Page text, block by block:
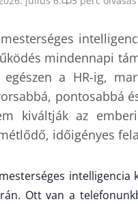
mindennapi
egészen a HR-ig,
pontosabbá
kiváltják az
időigényes
intelligencia
Ott van a